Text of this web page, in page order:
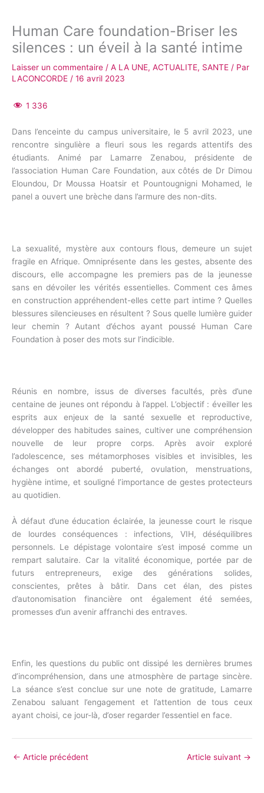
Human Care foundation-Briser les
silences : un éveil à la santé intime
Laisser un commentaire / A LA UNE, ACTUALITE, SANTE / Par
LACONCORDE / 16 avril 2023
1 336
Dans l’enceinte du campus universitaire, le 5 avril 2023, une
rencontre singulière a fleuri sous les regards attentifs des
étudiants. Animé par Lamarre Zenabou, présidente de
l’association Human Care Foundation, aux côtés de Dr Dimou
Eloundou, Dr Moussa Hoatsir et Pountougnigni Mohamed, le
panel a ouvert une brèche dans l’armure des non-dits.
La sexualité, mystère aux contours flous, demeure un sujet
fragile en Afrique. Omniprésente dans les gestes, absente des
discours, elle accompagne les premiers pas de la jeunesse
sans en dévoiler les vérités essentielles. Comment ces âmes
en construction appréhendent-elles cette part intime ? Quelles
blessures silencieuses en résultent ? Sous quelle lumière guider
leur chemin ? Autant d’échos ayant poussé Human Care
Foundation à poser des mots sur l’indicible.
Réunis en nombre, issus de diverses facultés, près d’une
centaine de jeunes ont répondu à l’appel. L’objectif : éveiller les
esprits aux enjeux de la santé sexuelle et reproductive,
développer des habitudes saines, cultiver une compréhension
nouvelle de leur propre corps. Après avoir exploré
l’adolescence, ses métamorphoses visibles et invisibles, les
échanges ont abordé puberté, ovulation, menstruations,
hygiène intime, et souligné l’importance de gestes protecteurs
au quotidien.
À défaut d’une éducation éclairée, la jeunesse court le risque
de lourdes conséquences : infections, VIH, déséquilibres
personnels. Le dépistage volontaire s’est imposé comme un
rempart salutaire. Car la vitalité économique, portée par de
futurs entrepreneurs, exige des générations solides,
conscientes, prêtes à bâtir. Dans cet élan, des pistes
d’autonomisation financière ont également été semées,
promesses d’un avenir affranchi des entraves.
Enfin, les questions du public ont dissipé les dernières brumes
d’incompréhension, dans une atmosphère de partage sincère.
La séance s’est conclue sur une note de gratitude, Lamarre
Zenabou saluant l’engagement et l’attention de tous ceux
ayant choisi, ce jour-là, d’oser regarder l’essentiel en face.
← Article précédent Article suivant →